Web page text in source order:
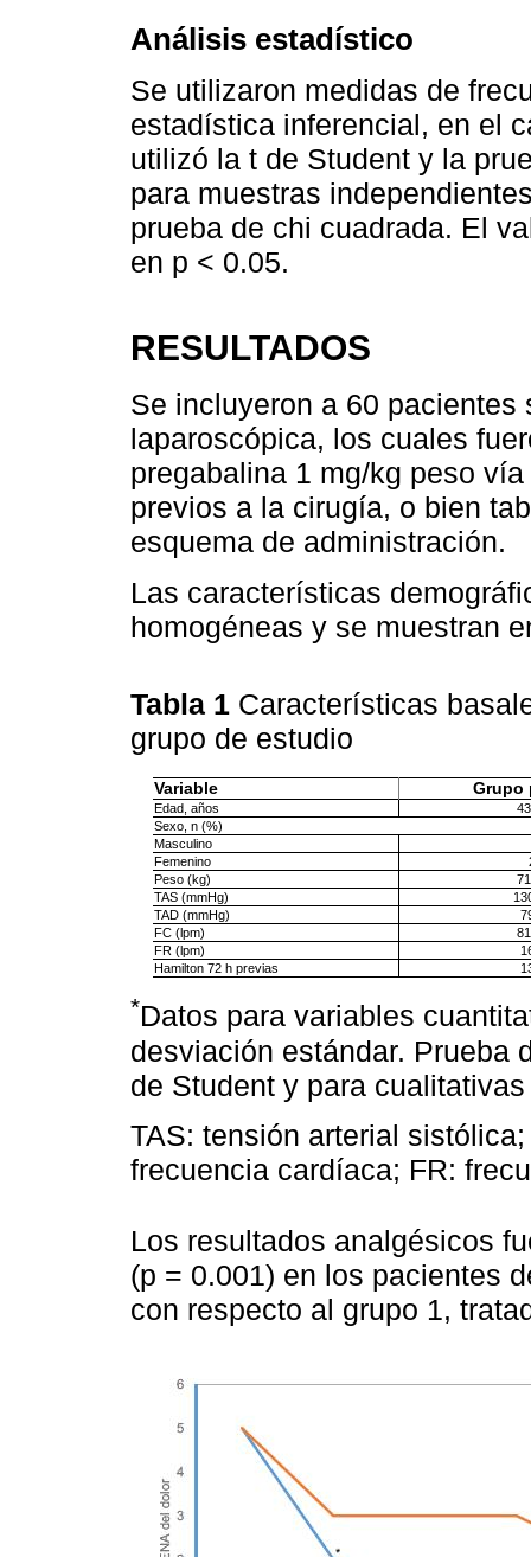
Análisis estadístico
Se utilizaron medidas de
estadística inferencial, en el
utilizó la t de Student y la
para muestras
prueba de chi cuadrada. El
en p < 0.05.
RESULTADOS
Se incluyeron a 60
laparoscópica, los cuales
pregabalina 1 mg/kg peso
previos a la cirugía, o bien
esquema de administración.
Las características
homogéneas y se muestran
Tabla 1 Características
grupo de estudio
Variable Grupo
Edad, años
Sexo, n (%)
Masculino
Femenino
Peso (kg)
TAS (mmHg)
TAD (mmHg)
FC (lpm)
FR (lpm)
Hamilton 72 h previas
*Datos para variables
desviación estándar. Prueba
de Student y para
TAS: tensión arterial
frecuencia cardíaca; FR:
Los resultados analgésicos
(p = 0.001) en los pacientes
con respecto al grupo 1,